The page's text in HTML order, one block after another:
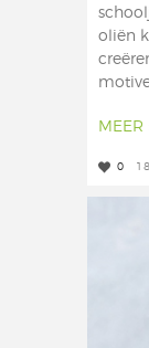
oliën
MEER
0